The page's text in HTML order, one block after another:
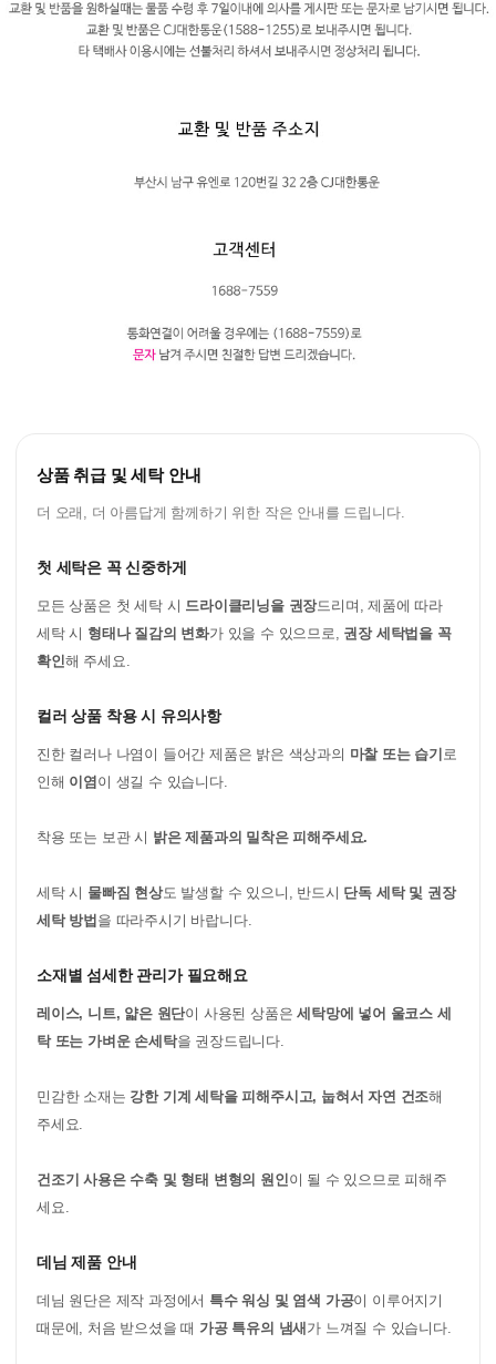
상품 취급 및 세탁 안내
더 오래, 더 아름답게 함께하기 위한 작은 안내를 드립니다.
첫 세탁은 꼭 신중하게
모든 상품은 첫 세탁 시 드라이클리닝을 권장드리며, 제품에 따라
세탁 시 형태나 질감의 변화가 있을 수 있으므로, 권장 세탁법을 꼭
확인 해 주세요.
컬러 상품 착용 시 유의사항
진한 컬러나 나염이 들어간 제품은 밝은 색상과의 마찰 또는 습기 로
인해 이염 이 생길 수 있습니다.
착용 또는 보관 시 밝은 제품과의 밀착은 피해주세요.
세탁 시 물빠짐 현상도 발생할 수 있으니, 반드시 단독 세탁 및 권장
세탁 방법 을 따라주시기 바랍니다.
소재별 섬세한 관리가 필요해요
레이스, 니트, 얇은 원단이 사용된 상품은세탁망에 넣어 울코스 세
탁 또는 가벼운 손세탁을 권장드립니다.
민감한 소재는 강한 기계 세탁을 피해주시고, 눕혀서 자연 건조해
주세요.
건조기 사용은 수축 및 형태 변형의 원인 이 될 수 있으므로 피해주
세요.
데님 제품 안내
데님 원단은 제작 과정에서 특수 워싱 및 염색 가공이 이루어지기
때문에, 처음 받으셨을 때 가공 특유의 냄새 가 느껴질 수 있습니다.